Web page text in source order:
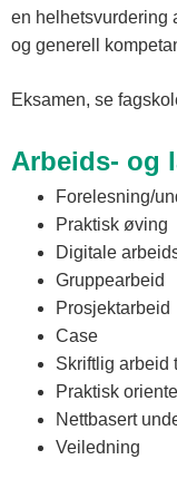
en helhetsvurdering
og generell
Eksamen, se
Arbeids- og
Forelesning/
Praktisk øving
Digitale
Gruppearbeid
Prosjektarbeid
Case
Skriftlig arbeid
Praktisk
Nettbasert
Veiledning